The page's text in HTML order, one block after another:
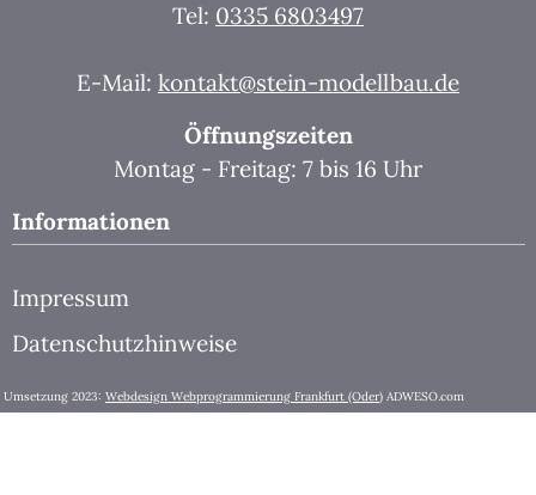
Tel: 0335 6803497
E-Mail: kontakt@stein-modellbau.de
Öffnungszeiten
Montag - Freitag: 7 bis 16 Uhr
Informationen
Impressum
Datenschutzhinweise
Umsetzung 2023: Webdesign Webprogrammierung Frankfurt (Oder) ADWESO.com